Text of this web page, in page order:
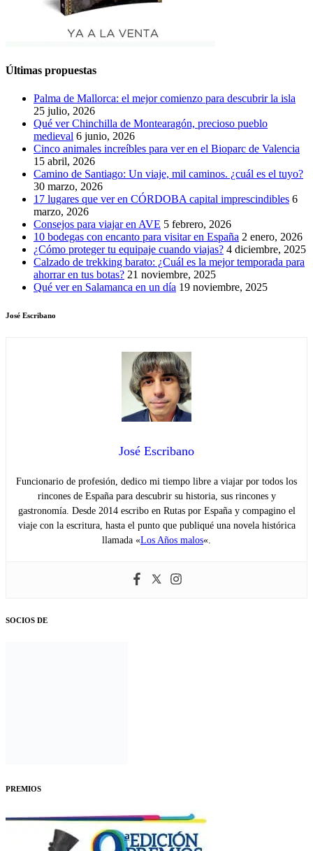
Últimas propuestas
Palma de Mallorca: el mejor comienzo para descubrir la isla
25 julio, 2026
Qué ver Chinchilla de Montearagón, precioso pueblo
medieval 6 junio, 2026
Cinco animales increíbles para ver en el Bioparc de Valencia
15 abril, 2026
Camino de Santiago: Un viaje, mil caminos. ¿cuál es el tuyo?
30 marzo, 2026
17 lugares que ver en CÓRDOBA capital imprescindibles 6
marzo, 2026
Consejos para viajar en AVE 5 febrero, 2026
10 bodegas con encanto para visitar en España 2 enero, 2026
¿Cómo proteger tu equipaje cuando viajas? 4 diciembre, 2025
Calzado de trekking barato: ¿Cuál es la mejor temporada para
ahorrar en tus botas? 21 noviembre, 2025
Qué ver en Salamanca en un día 19 noviembre, 2025
José Escribano
José Escribano
Funcionario de profesión, dedico mi tiempo libre a viajar por todos los
rincones de España para descubrir su historia, sus rincones y
gastronomía. Desde 2014 escribo en Rutas por España y compagino el
viaje con la escritura, hasta el punto que publiqué una novela histórica
llamada «Los Años malos«.
SOCIOS DE
PREMIOS